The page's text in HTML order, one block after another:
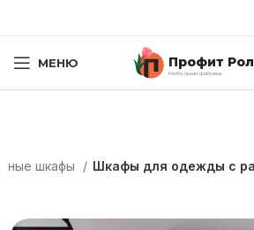
МЕНЮ Профит
Мебельная фабрика
шкафы Шкафы для одежды с